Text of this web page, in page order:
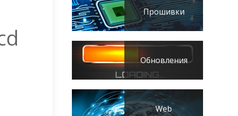
Прошивки
Обновления
Web